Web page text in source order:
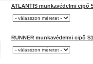
ATLANTIS munkavédelmi cipő
RUNNER munkavédelmi cipő